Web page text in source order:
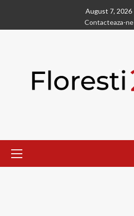
content
August 7, 2026
Contacteaza-ne
Menu